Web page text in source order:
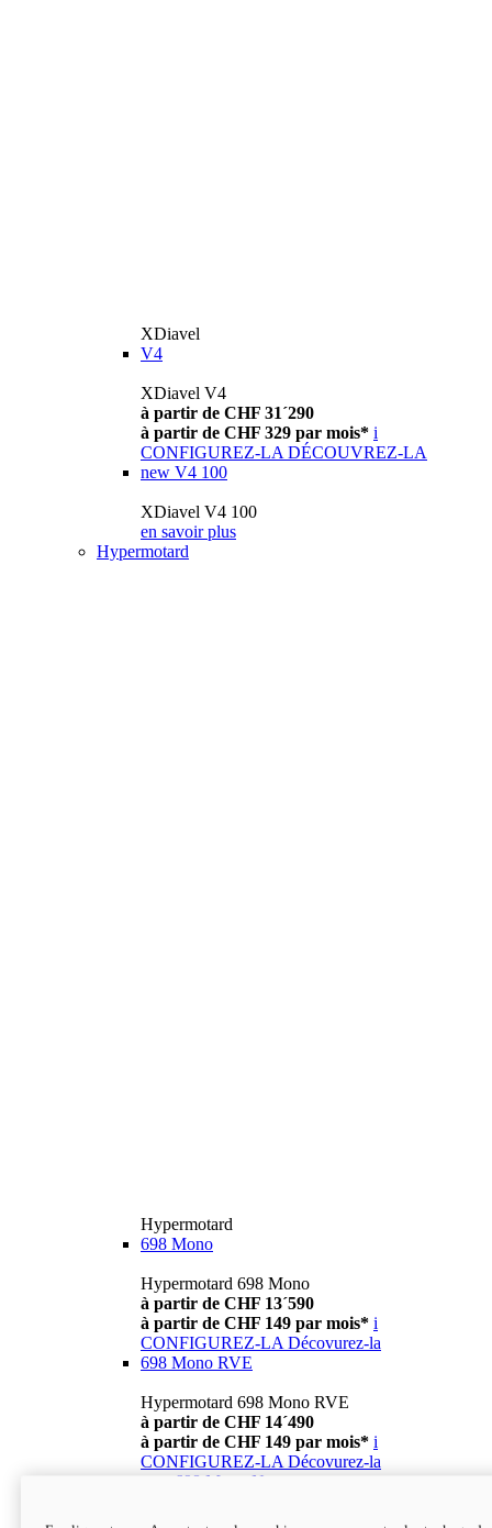
XDiavel
V4
XDiavel V4
à partir de CHF 31´290
à partir de CHF 329 par mois* i
CONFIGUREZ-LA DÉCOUVREZ-LA
new V4 100
XDiavel V4 100
en savoir plus
Hypermotard
Hypermotard
698 Mono
Hypermotard 698 Mono
à partir de CHF 13´590
à partir de CHF 149 par mois* i
CONFIGUREZ-LA Décovurez-la
698 Mono RVE
Hypermotard 698 Mono RVE
à partir de CHF 14´490
à partir de CHF 149 par mois* i
CONFIGUREZ-LA Décovurez-la
698 Mono Nera
Hypermotard 698 Mono Nera